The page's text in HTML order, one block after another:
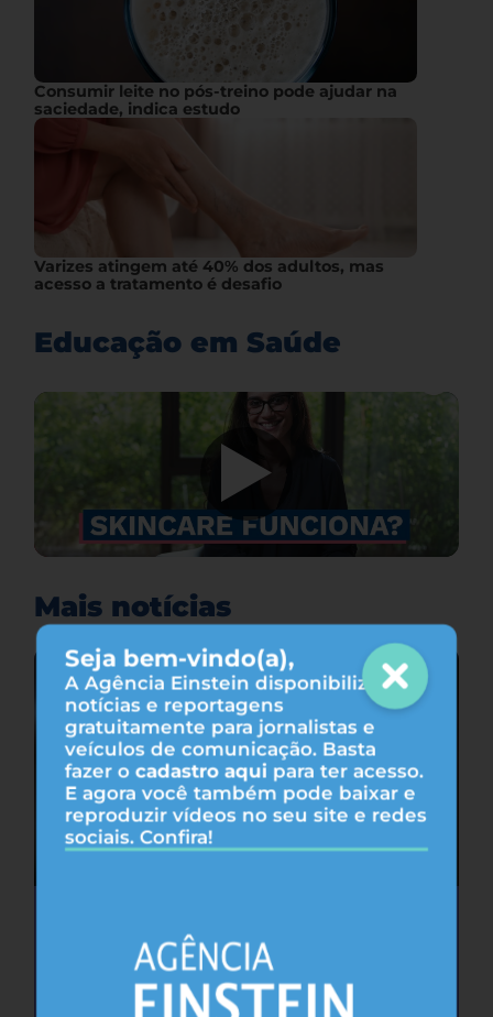
Seja bem-vindo(a),
A Agência Einstein disponibiliza
notícias e reportagens
gratuitamente para jornalistas e
veículos de comunicação. Basta
fazer o cadastro aqui para ter acesso.
E agora você também pode baixar e
reproduzir vídeos no seu site e redes
sociais. Confira!
Consumir leite no pós-treino pode ajudar na
saciedade, indica estudo
Varizes atingem até 40% dos adultos, mas
acesso a tratamento é desafio
Educação em Saúde
Mais notícias
Cafeína pode ajudar na memória após
privação do sono, sugere estudo